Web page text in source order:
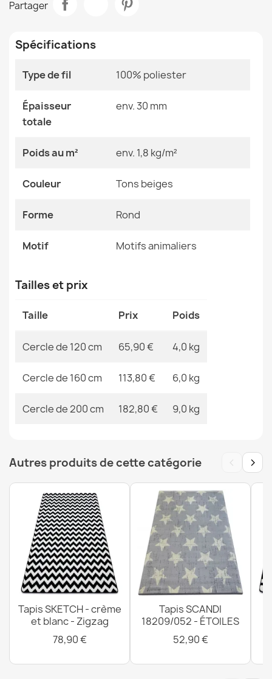
65,90 €
FOURRURE LAPIN
25,90 €
52,90 €
CHOIX
Tapis BONO 726 rond rue, ville gris clair / crème - 2ème
Tapis CASABLANCA LOOP rond blanc boucle, doux -
2ème CHOIX
74,90 €
Tapis FUSION beige / terracotta - Vagues, moderne,
Taille
Cercle 200 Cm
Couleur
Matériau
Forme Rond
Motif Motifs Animaliers
Références spécifiques
EAN13
2000000120591
Partager
Spécifications
Type de fil 100% poliester
Épaisseur
totale
env. 30 mm
Poids au m² env. 1,8 kg/m²
Couleur Tons beiges
Forme Rond
Motif Motifs animaliers
Tailles et prix
Taille Prix Poids
Cercle de 120 cm 65,90 € 4,0 kg
Cercle de 160 cm 113,80 € 6,0 kg
Cercle de 200 cm 182,80 € 9,0 kg
Autres produits de cette catégorie ‹ ›
Tapis SKETCH - crème
et blanc - Zigzag
78,90 €
Tapis SCANDI
18209/052 - ÉTOILES
52,90 €